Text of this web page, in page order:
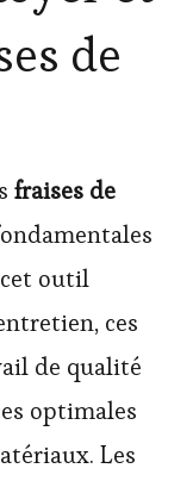
de
fraises de
outil
ces
de qualité
optimales
Les